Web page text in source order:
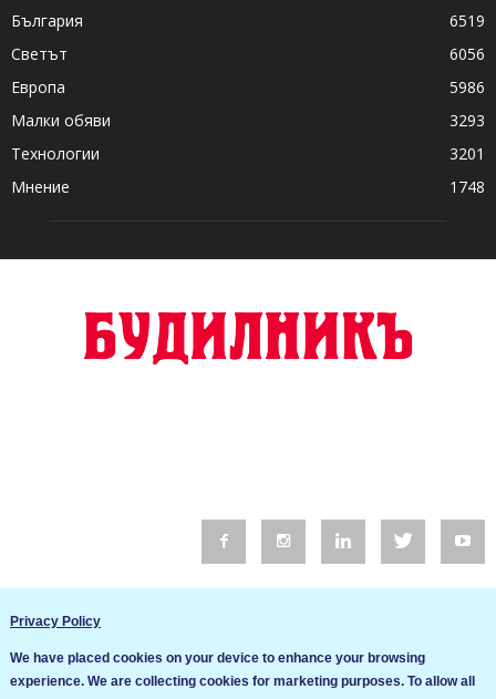
България
6519
Светът
6056
Европа
5986
Малки обяви
3293
Технологии
3201
Мнение
1748
Общи условия
Privacy Policy
We have placed cookies on your device to enhance your browsing
experience. We are collecting cookies for marketing purposes. To allow all
Ние използваме бисквитки за да подобрим услугите си. Ако